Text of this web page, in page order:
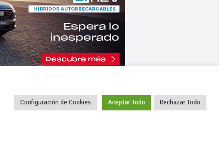
+34 627 35 00 36
Configuración de Cookies Aceptar Todo Rechazar Todo